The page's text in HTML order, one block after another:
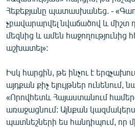
Հեքեքյանը պատասխանեց. -
չբավարարվել նվաճածով և միշտ
մեզնից և ամեն հաջողությունից
աշխատել»:
Իսկ հարցին, թե ինչու է
այդքան քիչ ելույթներ
«Որովհետև Հայաստանում
առաջացնում: Այնքան
պատնեշների ես հանդիպում, որ